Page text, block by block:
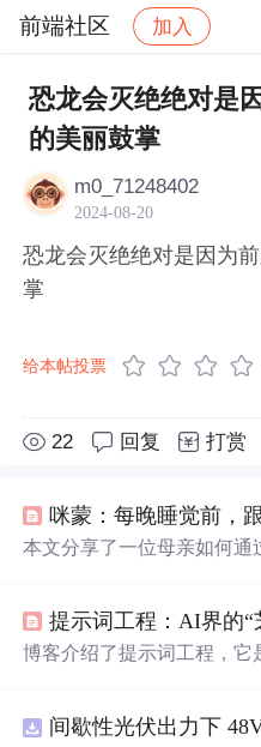
前端社区 加入
社区 前端社区 感慨
恐龙会灭绝绝对是
的美丽鼓掌
m0_71248402
2024-08-20
恐龙会灭绝绝对是因为
掌
给本帖投票
22 回复 打赏
咪蒙：每晚睡觉前，
本文分享了一位母亲如何通
轻松愉快的氛围中引导孩子
提示词工程：AI界的“
博客介绍了提示词工程，它
法咒语，以及实战和进阶